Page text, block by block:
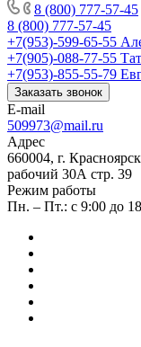
8 (800) 777-57-45
8 (800) 777-57-45
+7(953)-599-65-55
+7(905)-088-77-55
+7(953)-855-55-79
Заказать звонок
E-mail
509973@mail.ru
Адрес
660004, г.
рабочий 30А стр. 39
Режим работы
Пн. – Пт.: с 9:00 до